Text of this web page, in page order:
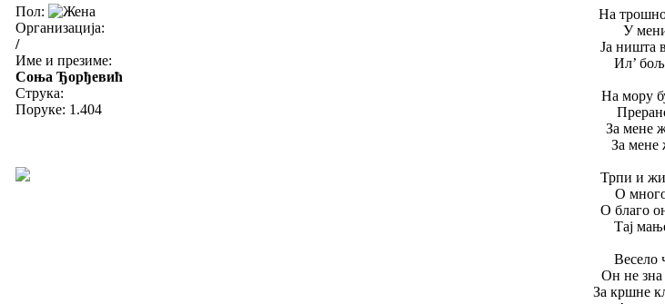
Пол:
Организација:
/
Име и презиме:
Соња Ђорђевић
Струка:
Поруке: 1.404
На
У
Ја ништа
Ил’
На мору
За мене
За мене
Трпи и
О
О благо
Тај
Весело
Он не зна
За кршне